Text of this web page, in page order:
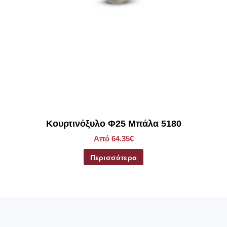
Κουρτινόξυλο Φ25 Μπάλα 5180
Από 64.35€
Περισσότερα